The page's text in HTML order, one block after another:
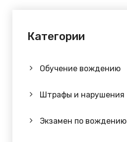
Категории
Обучение вождению
Штрафы и нарушения
Экзамен по вождению